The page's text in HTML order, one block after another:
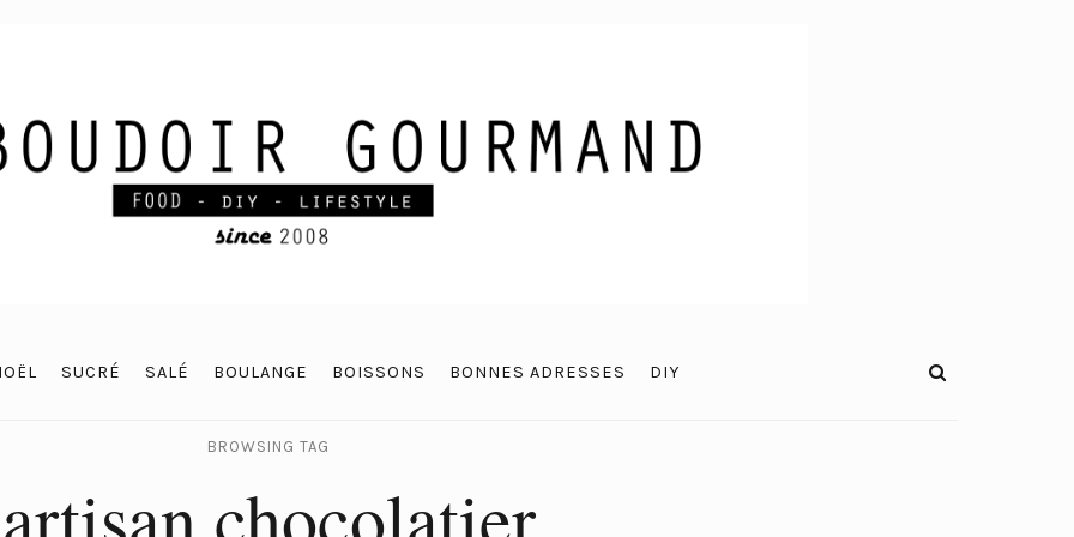
SUCRÉ SALÉ BOULANGE BOISSONS BONNES ADRESSES DIY
BROWSING TAG
artisan chocolatier